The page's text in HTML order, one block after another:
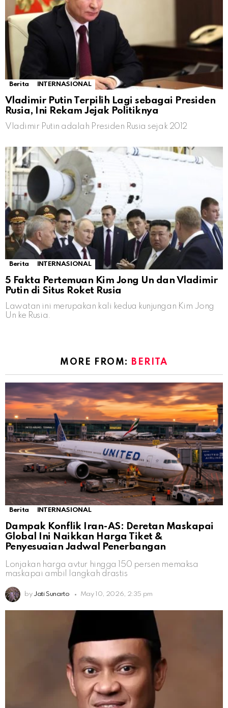
Berita INTERNASIONAL
Vladimir Putin Terpilih Lagi sebagai Presiden
Rusia, Ini Rekam Jejak Politiknya
Vladimir Putin adalah Presiden Rusia sejak 2012
Berita INTERNASIONAL
5 Fakta Pertemuan Kim Jong Un dan Vladimir
Putin di Situs Roket Rusia
Lawatan ini merupakan kali kedua kunjungan Kim Jong
Un ke Rusia.
MORE FROM: BERITA
Berita INTERNASIONAL
Dampak Konflik Iran-AS: Deretan Maskapai
Global Ini Naikkan Harga Tiket &
Penyesuaian Jadwal Penerbangan
Lonjakan harga avtur hingga 150 persen memaksa
maskapai ambil langkah drastis
by Jati Sunarto May 10, 2026, 2:35 pm